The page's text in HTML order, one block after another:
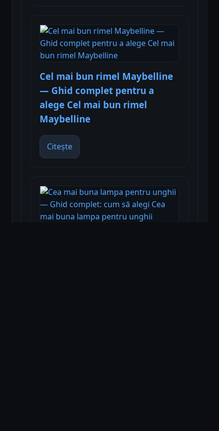
Cel mai bun rimel Maybelline
— Ghid complet pentru a
alege Cel mai bun rimel
Maybelline
Citește